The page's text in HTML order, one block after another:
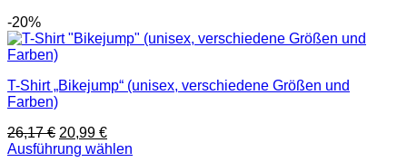
-20%
T-Shirt „Bikejump“ (unisex, verschiedene Größen und
Farben)
26,17€ Ursprünglicher
Preis
20,99 €Aktueller
Preis
Ausführung wählen